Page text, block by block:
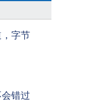
字节
错过